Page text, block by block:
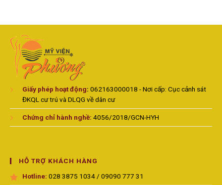
Giấy phép hoạt động: 062163000018 - Nơi cấp: Cục cảnh sát
ĐKQL cư trú và DLQG về dân cư
Chứng chỉ hành nghề: 4056/2018/GCN-HYH
HỖ TRỢ KHÁCH HÀNG
Hotline: 028 3875 1034 / 09090 777 31